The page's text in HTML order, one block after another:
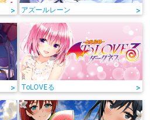
> アズールレーン >
> ToLOVEる >